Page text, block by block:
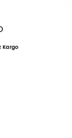
Kargo